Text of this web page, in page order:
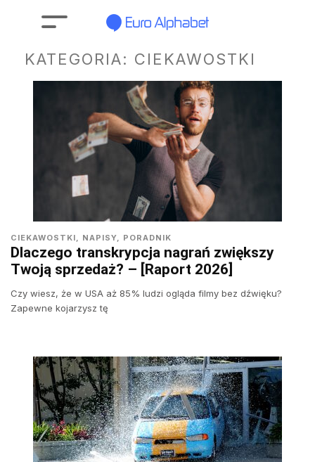
KATEGORIA: CIEKAWOSTKI
CIEKAWOSTKI, NAPISY, PORADNIK
Dlaczego transkrypcja nagrań zwiększy
Twoją sprzedaż? – [Raport 2026]
Czy wiesz, że w USA aż 85% ludzi ogląda filmy bez dźwięku?
Zapewne kojarzysz tę